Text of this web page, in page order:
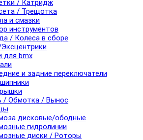
/ Катридж
/ Трещотка
и смазки
инструментов
/ Колеса в сборе
для bmx
и задние переключатели
/ Обмотка / Вынос
дисковые/ободные
гидролинии
диски / Роторы